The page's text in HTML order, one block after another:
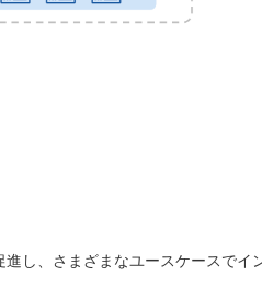
し、さまざまなユースケースでイ